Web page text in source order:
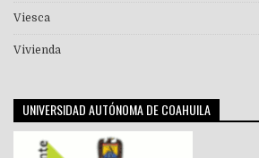
Viesca
Vivienda
UNIVERSIDAD AUTÓNOMA DE COAHUILA